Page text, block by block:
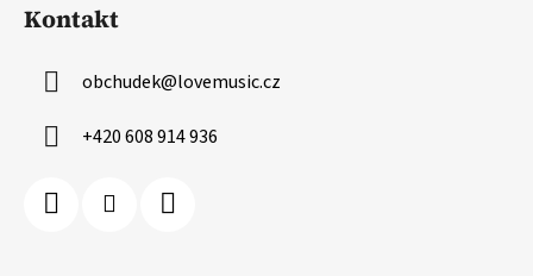
Kontakt
obchudek@lovemusic.cz
+420 608 914 936